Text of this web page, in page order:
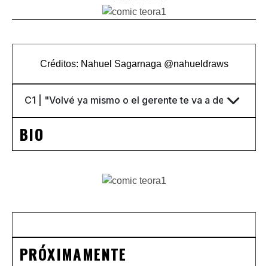
Créditos: Nahuel Sagarnaga @nahueldraws
BIO
PRÓXIMAMENTE